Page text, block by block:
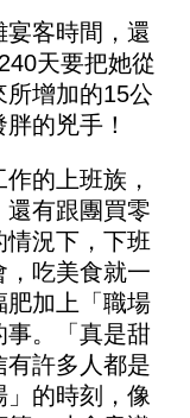
客時間，還
天要把她從
所增加的15公
的兇手！
的上班族，
有跟團買零
況下，下班
吃美食就一
肥加上「職場
事。「真是甜
有許多人都是
」的時刻，像